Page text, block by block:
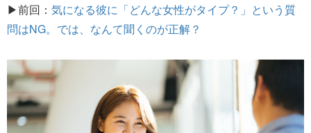
▶前回： 気になる彼に「どんな女性がタイプ？」という質
問はNG。では、なんて聞くのが正解？